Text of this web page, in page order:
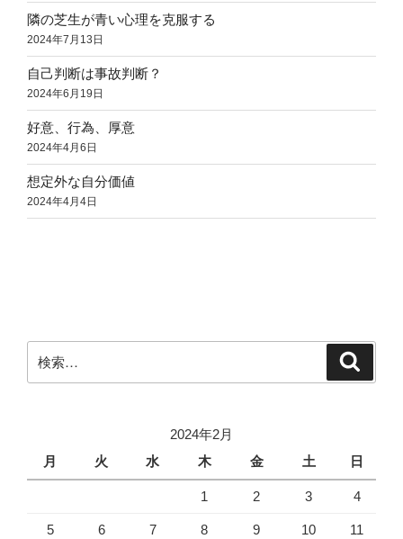
隣の芝生が青い心理を克服する
2024年7月13日
自己判断は事故判断？
2024年6月19日
好意、行為、厚意
2024年4月6日
想定外な自分価値
2024年4月4日
索:
2024年2月
月
火 水 木 金 土 日
1 2 3 4
5 6 7 8 9 10 11